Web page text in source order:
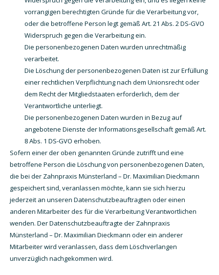
vorrangigen berechtigten Gründe für die Verarbeitung vor,
oder die betroffene Person legt gemäß Art. 21 Abs. 2 DS-GVO
Widerspruch gegen die Verarbeitung ein.
Die personenbezogenen Daten wurden unrechtmäßig
verarbeitet.
Die Löschung der personenbezogenen Daten ist zur Erfüllung
einer rechtlichen Verpflichtung nach dem Unionsrecht oder
dem Recht der Mitgliedstaaten erforderlich, dem der
Verantwortliche unterliegt.
Die personenbezogenen Daten wurden in Bezug auf
angebotene Dienste der Informationsgesellschaft gemäß Art.
8 Abs. 1 DS-GVO erhoben.
Sofern einer der oben genannten Gründe zutrifft und eine
betroffene Person die Löschung von personenbezogenen Daten,
die bei der Zahnpraxis Münsterland – Dr. Maximilian Dieckmann
gespeichert sind, veranlassen möchte, kann sie sich hierzu
jederzeit an unseren Datenschutzbeauftragten oder einen
anderen Mitarbeiter des für die Verarbeitung Verantwortlichen
wenden. Der Datenschutzbeauftragte der Zahnpraxis
Münsterland – Dr. Maximilian Dieckmann oder ein anderer
Mitarbeiter wird veranlassen, dass dem Löschverlangen
unverzüglich nachgekommen wird.